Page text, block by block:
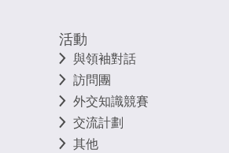
活動
與領袖對話
訪問團
外交知識競賽
交流計劃
其他